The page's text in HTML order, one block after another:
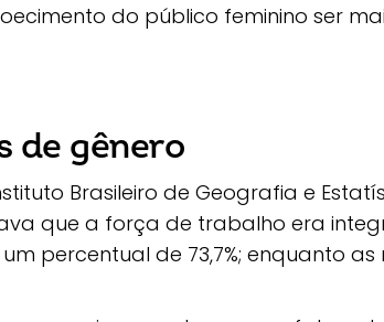
do público feminino ser
de gênero
Brasileiro de Geografia e
que a força de trabalho era
percentual de 73,7%; enquanto